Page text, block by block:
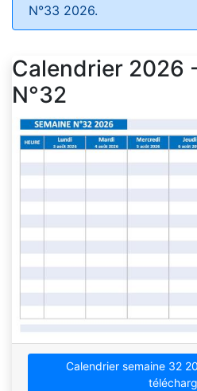
N°33 2026.
Calendrier 2026
N°32
Calendrier semaine 32